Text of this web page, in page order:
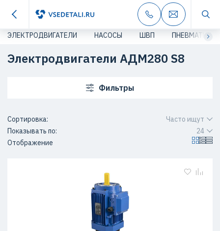
ЭЛЕКТРОДВИГАТЕЛИ НАСОСЫ ШВП ПНЕВМАТИКА
Электродвигатели АДМ280 S8
Фильтры
Сортировка:
Часто ищут
Показывать по:
24
Отображение